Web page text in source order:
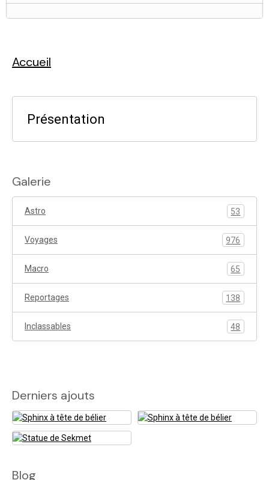
Accueil
Présentation
Galerie
Astro 53
Voyages 976
Macro 65
Reportages 138
Inclassables 48
Derniers ajouts
Blog